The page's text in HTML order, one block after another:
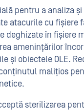
pentru a analiza
atacurile cu fișiere
deghizate în fișiere
amenințărilor
și obiectele OLE.
malițios
sterilizarea